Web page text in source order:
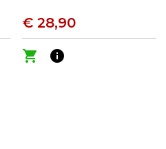
€ 28,90
shopping_cart
info